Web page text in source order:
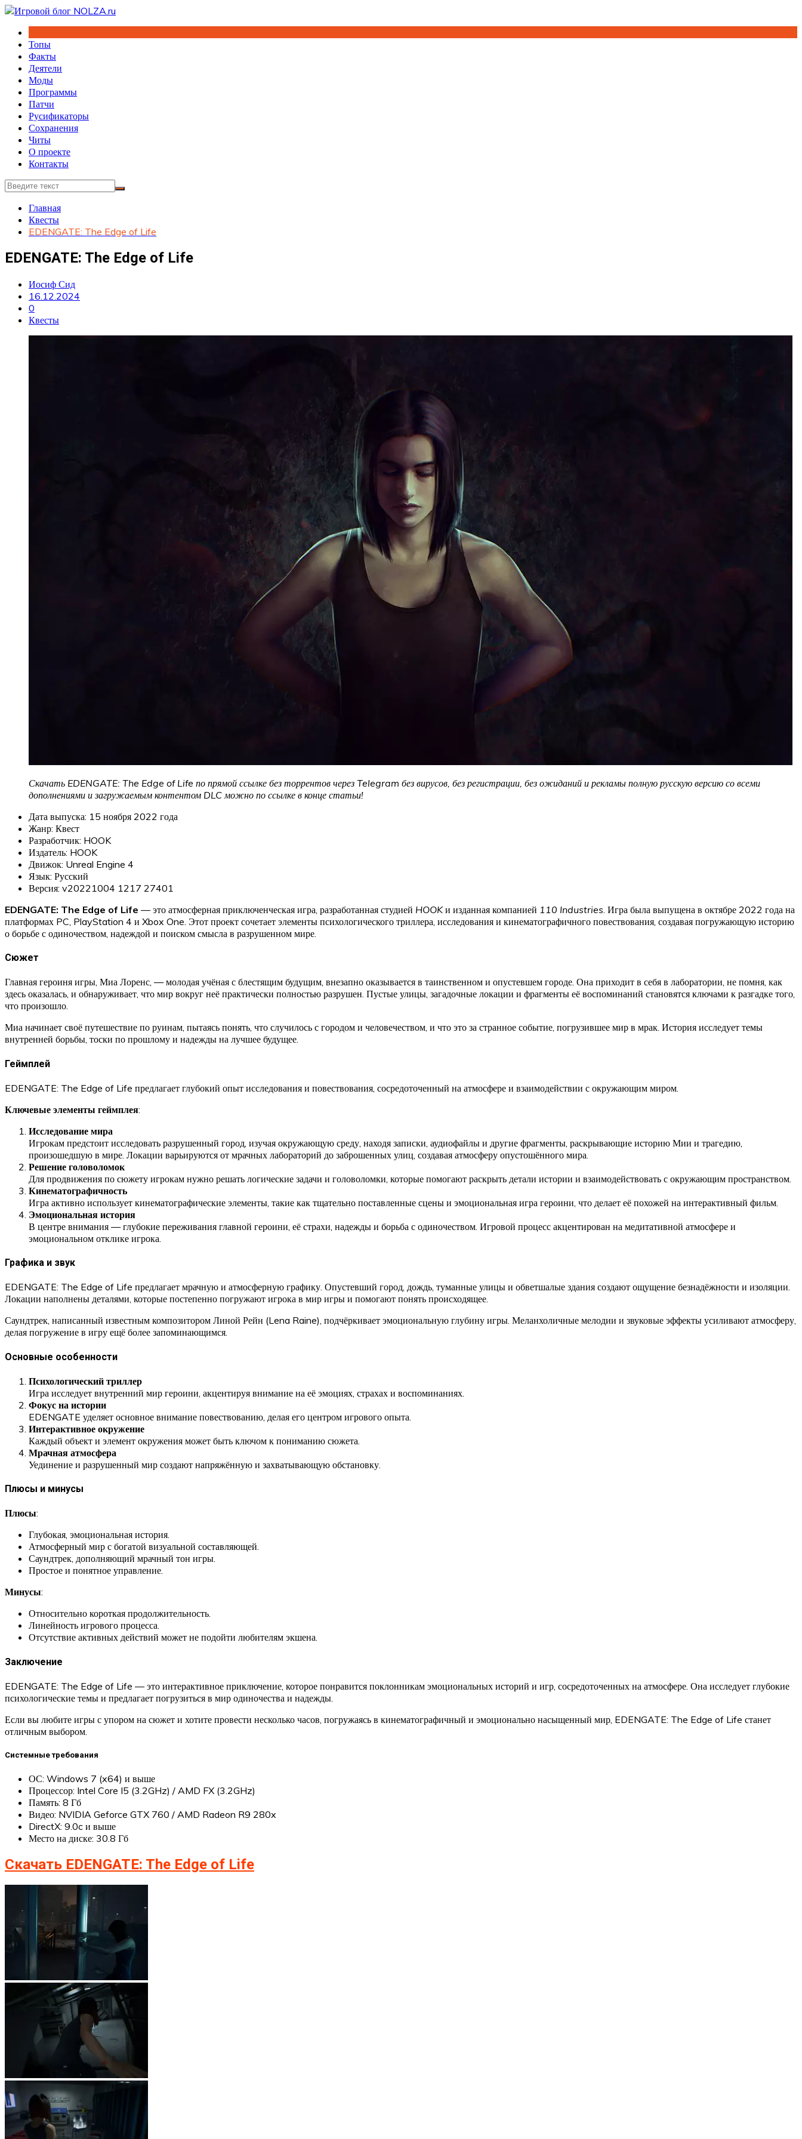
Перейти
содержимому
Топы
Факты
Деятели
Моды
Программы
Патчи
Русификаторы
Сохранения
Читы
О проекте
Контакты
Главная
Квесты
EDENGATE: The Edge of Life
EDENGATE: The Edge of Life
Иосиф Сид
16.12.2024
0
Квесты
Скачать EDENGATE: The Edge of Life по прямой ссылке без торрентов через Telegram без вирусов, без регистрации, без ожиданий и рекламы полную русскую версию со всеми
дополнениями и загружаемым контентом DLC можно по ссылке в конце статьи!
Дата выпуска: 15 ноября 2022 года
Жанр: Квест
Разработчик: HOOK
Издатель: HOOK
Движок: Unreal Engine 4
Язык: Русский
Версия: v20221004 1217 27401
EDENGATE: The Edge of Life — это атмосферная приключенческая игра, разработанная студией HOOKи изданная компанией 110 Industries . Игра была выпущена в октябре 2022 года на
платформах PC, PlayStation 4 и Xbox One. Этот проект сочетает элементы психологического триллера, исследования и кинематографичного повествования, создавая погружающую историю
о борьбе с одиночеством, надеждой и поиском смысла в разрушенном мире.
Сюжет
Главная героиня игры, Миа Лоренс, — молодая учёная с блестящим будущим, внезапно оказывается в таинственном и опустевшем городе. Она приходит в себя в лаборатории, не помня, как
здесь оказалась, и обнаруживает, что мир вокруг неё практически полностью разрушен. Пустые улицы, загадочные локации и фрагменты её воспоминаний становятся ключами к разгадке того,
что произошло.
Миа начинает своё путешествие по руинам, пытаясь понять, что случилось с городом и человечеством, и что это за странное событие, погрузившее мир в мрак. История исследует темы
внутренней борьбы, тоски по прошлому и надежды на лучшее будущее.
Геймплей
EDENGATE: The Edge of Life предлагает глубокий опыт исследования и повествования, сосредоточенный на атмосфере и взаимодействии с окружающим миром.
Ключевые элементы геймплея:
Исследование мира
Игрокам предстоит исследовать разрушенный город, изучая окружающую среду, находя записки, аудиофайлы и другие фрагменты, раскрывающие историю Мии и трагедию,
произошедшую в мире. Локации варьируются от мрачных лабораторий до заброшенных улиц, создавая атмосферу опустошённого мира.
Решение головоломок
Для продвижения по сюжету игрокам нужно решать логические задачи и головоломки, которые помогают раскрыть детали истории и взаимодействовать с окружающим пространством.
Кинематографичность
Игра активно использует кинематографические элементы, такие как тщательно поставленные сцены и эмоциональная игра героини, что делает её похожей на интерактивный фильм.
Эмоциональная история
В центре внимания — глубокие переживания главной героини, её страхи, надежды и борьба с одиночеством. Игровой процесс акцентирован на медитативной атмосфере и
эмоциональном отклике игрока.
Графика и звук
EDENGATE: The Edge of Life предлагает мрачную и атмосферную графику. Опустевший город, дождь, туманные улицы и обветшалые здания создают ощущение безнадёжности и изоляции.
Локации наполнены деталями, которые постепенно погружают игрока в мир игры и помогают понять происходящее.
Саундтрек, написанный известным композитором Линой Рейн (Lena Raine), подчёркивает эмоциональную глубину игры. Меланхоличные мелодии и звуковые эффекты усиливают атмосферу,
делая погружение в игру ещё более запоминающимся.
Основные особенности
Психологический триллер
Игра исследует внутренний мир героини, акцентируя внимание на её эмоциях, страхах и воспоминаниях.
Фокус на истории
EDENGATE уделяет основное внимание повествованию, делая его центром игрового опыта.
Интерактивное окружение
Каждый объект и элемент окружения может быть ключом к пониманию сюжета.
Мрачная атмосфера
Уединение и разрушенный мир создают напряжённую и захватывающую обстановку.
Плюсы и минусы
Плюсы:
Глубокая, эмоциональная история.
Атмосферный мир с богатой визуальной составляющей.
Саундтрек, дополняющий мрачный тон игры.
Простое и понятное управление.
Минусы:
Относительно короткая продолжительность.
Линейность игрового процесса.
Отсутствие активных действий может не подойти любителям экшена.
Заключение
EDENGATE: The Edge of Life — это интерактивное приключение, которое понравится поклонникам эмоциональных историй и игр, сосредоточенных на атмосфере. Она исследует глубокие
психологические темы и предлагает погрузиться в мир одиночества и надежды.
Если вы любите игры с упором на сюжет и хотите провести несколько часов, погружаясь в кинематографичный и эмоционально насыщенный мир, EDENGATE: The Edge of Life станет
отличным выбором.
Системные требования
ОС: Windows 7 (x64) и выше
Процессор: Intel Core I5 (3.2GHz) / AMD FX (3.2GHz)
Память: 8 Гб
Видео: NVIDIA Geforce GTX 760 / AMD Radeon R9 280x
DirectX: 9.0c и выше
Место на диске: 30.8 Гб
Скачать EDENGATE: The Edge of Life